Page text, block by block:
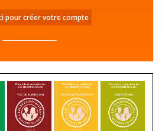
pour créer votre compte